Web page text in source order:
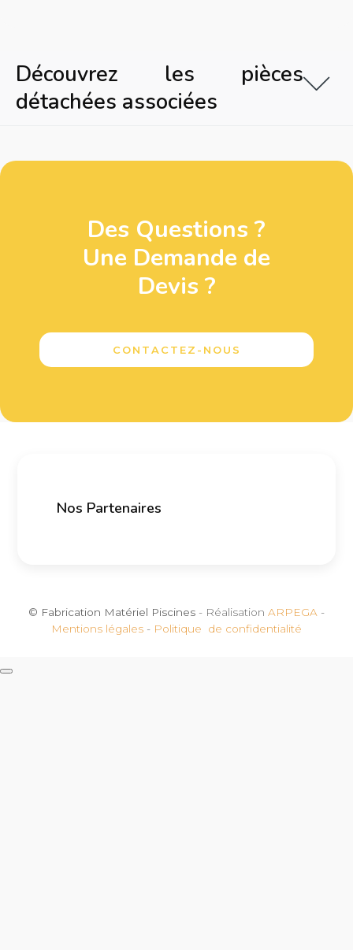
Découvrez les pièces
détachées associées
Des Questions ?
Une Demande de
Devis ?
CONTACTEZ-NOUS
Nos Partenaires
© Fabrication Matériel Piscines - Réalisation ARPEGA -
Mentions légales - Politique de confidentialité